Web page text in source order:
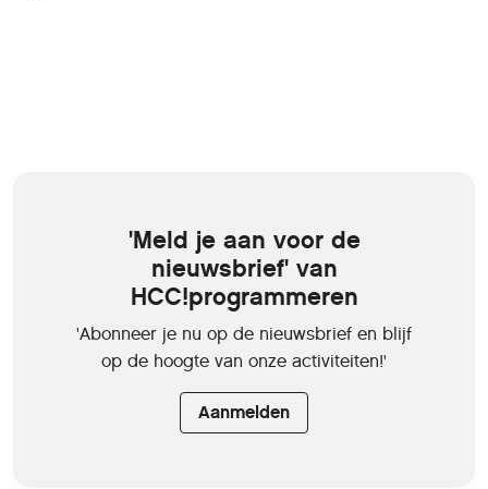
'Meld je aan voor de
nieuwsbrief' van
HCC!programmeren
'Abonneer je nu op de nieuwsbrief en blijf
op de hoogte van onze activiteiten!'
Aanmelden